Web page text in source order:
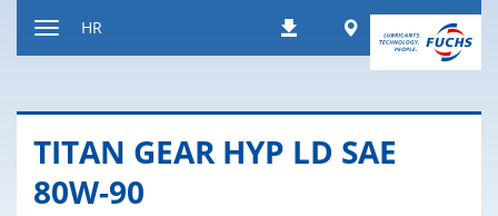
PreuzimanjaWorldwide
HR
TITAN GEAR HYP LD SAE
80W-90